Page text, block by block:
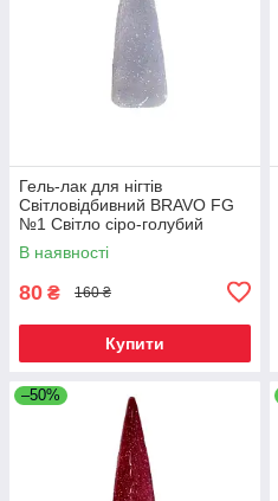
Гель-лак для нігтів
Світловідбивний BRAVO FG
№1 Світло сіро-голубий
В наявності
80 ₴ 160 ₴
Купити
–50%